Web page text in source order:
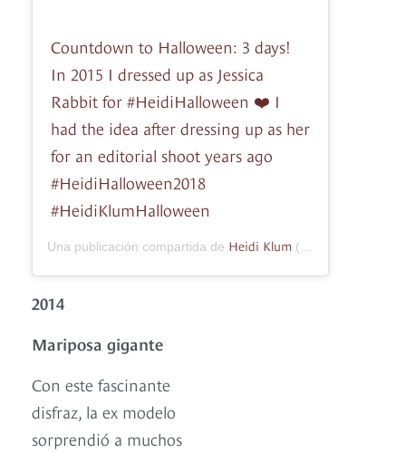
Countdown to Halloween: 3 days!
In 2015 I dressed up as Jessica
Rabbit for #HeidiHalloween ❤️ I
had the idea after dressing up as her
for an editorial shoot years ago
#HeidiHalloween2018
#HeidiKlumHalloween
Una publicación compartida de Heidi Klum (@heidiklum) el
2014
Mariposa gigante
Con este fascinante
disfraz, la ex modelo
sorprendió a muchos